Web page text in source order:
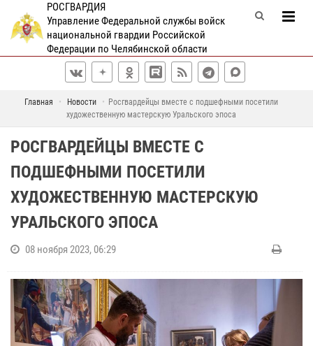
РОСГВАРДИЯ
Управление Федеральной службы войск
национальной гвардии Российской
Федерации по Челябинской области
Главная Новости
Росгвардейцы вместе с подшефными посетили
художественную мастерскую Уральского эпоса
РОСГВАРДЕЙЦЫ ВМЕСТЕ С
ПОДШЕФНЫМИ ПОСЕТИЛИ
ХУДОЖЕСТВЕННУЮ МАСТЕРСКУЮ
УРАЛЬСКОГО ЭПОСА
08 ноября 2023, 06:29